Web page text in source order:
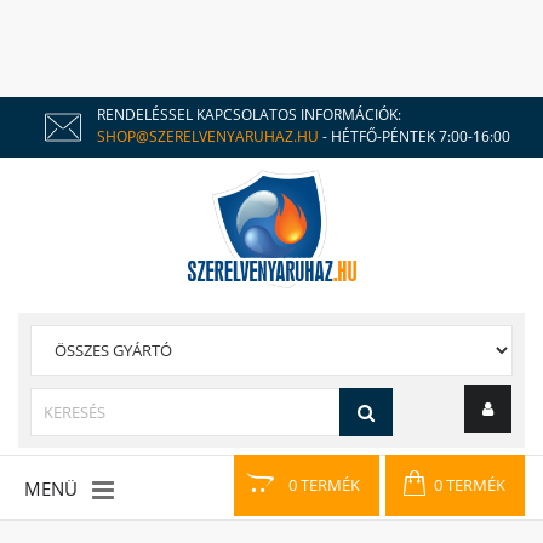
RENDELÉSSEL KAPCSOLATOS INFORMÁCIÓK:
SHOP@SZERELVENYARUHAZ.HU - HÉTFŐ-PÉNTEK 7:00-16:00
0 TERMÉK 0 TERMÉK
MENÜ